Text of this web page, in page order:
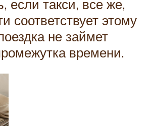
если такси, все же,
соответствует этому
не займет
времени.